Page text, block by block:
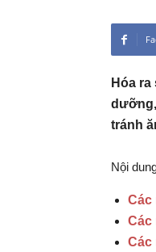
Hóa
tránh
Nội
Các
Các
Các